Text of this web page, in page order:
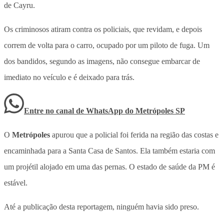
de Cayru.
Os criminosos atiram contra os policiais, que revidam, e depois
correm de volta para o carro, ocupado por um piloto de fuga. Um
dos bandidos, segundo as imagens, não consegue embarcar de
imediato no veículo e é deixado para trás.
Entre no canal de WhatsApp do Metrópoles SP
O Metrópoles apurou que a policial foi ferida na região das costas e
encaminhada para a Santa Casa de Santos. Ela também estaria com
um projétil alojado em uma das pernas. O estado de saúde da PM é
estável.
Até a publicação desta reportagem, ninguém havia sido preso.